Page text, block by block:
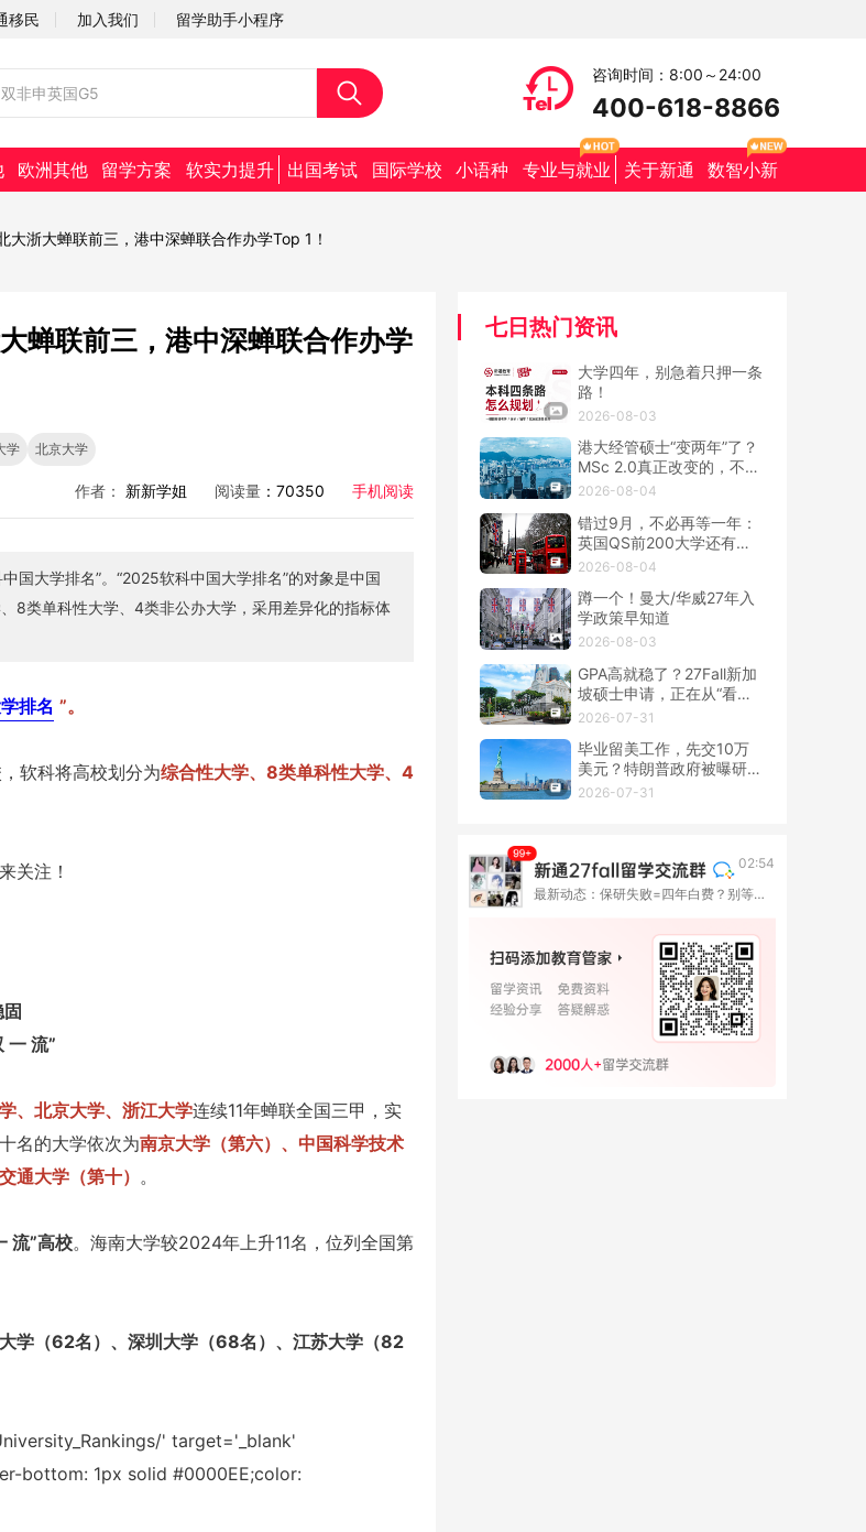
移民 加入我们
社会招聘
留学助手小程序
咨询时间：8:00～24:00
400-618-8866
欧洲其他 留学方案 软实力提升 出国考试 国际学校 小语种 专业与就业 关于新通 数智小新
浙大蝉联前三，港中深蝉联合作办学Top 1！
蝉联前三，港中深蝉联合作办学
学 北京大学
作者： 新新学姐 阅读量 ：70350 手机阅读
国大学排名”。“2025软科中国大学排名”的对象是中国
8类单科性大学、4类非公办大学，采用差异化的指标体
排名 ”。
软科将高校划分为综合性大学、8类单科性大学、4
关注！
一 流”
、北京大学、浙江大学连续11年蝉联全国三甲，实
名的大学依次为南京大学（第六）、中国科学技术
通大学（第十） 。
流”高校。海南大学较2024年上升11名，位列全国第
学（62名）、深圳大学（68名）、江苏大学（82
七日热门资讯
大学四年，别急着只押一条
路！
2026-08-03
港大经管硕士“变两年”了？
MSc 2.0真正改变的，不只
是学制
2026-08-04
错过9月，不必再等一年：
英国QS前200大学还有春
季硕士！
2026-08-04
蹲一个！曼大/华威27年入
学政策早知道
2026-08-03
GPA高就稳了？27Fall新加
坡硕士申请，正在从“看
分”转向“看整套证据”
2026-07-31
毕业留美工作，先交10万
美元？特朗普政府被曝研究
OPT新收费
2026-07-31
02:54
最新动态：保研失败=四年白费？别等到失败才找退路！